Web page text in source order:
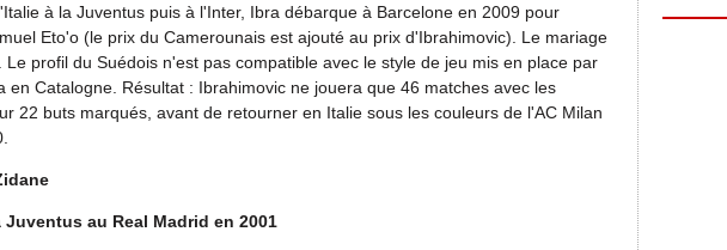
à la Juventus puis à l'Inter, Ibra débarque à Barcelone en 2009 pour
Eto'o (le prix du Camerounais est ajouté au prix d'Ibrahimovic). Le mariage
Le profil du Suédois n'est pas compatible avec le style de jeu mis en place par
en Catalogne. Résultat : Ibrahimovic ne jouera que 46 matches avec les
22 buts marqués, avant de retourner en Italie sous les couleurs de l'AC Milan
Juventus au Real Madrid en 2001